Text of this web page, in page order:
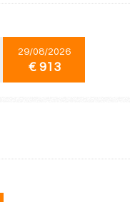
29/08/2026
€ 913